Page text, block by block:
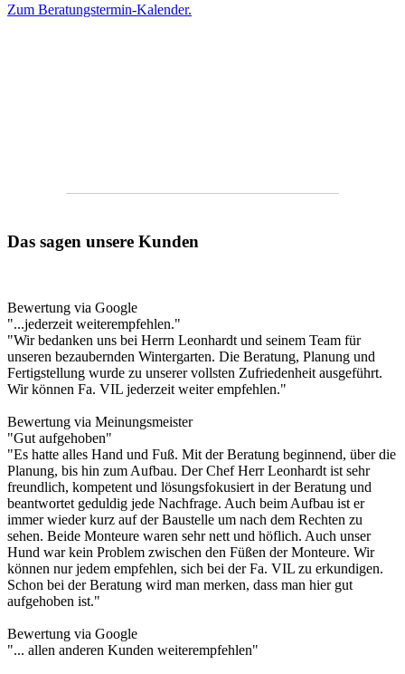
Zum Beratungstermin-Kalender.
Das sagen unsere Kunden
Bewertung via Google
"...jederzeit weiterempfehlen."
"Wir bedanken uns bei Herrn Leonhardt und seinem Team für
unseren bezaubernden Wintergarten. Die Beratung, Planung und
Fertigstellung wurde zu unserer vollsten Zufriedenheit ausgeführt.
Wir können Fa. VIL jederzeit weiter empfehlen."
Bewertung via Meinungsmeister
"Gut aufgehoben"
"Es hatte alles Hand und Fuß. Mit der Beratung beginnend, über die
Planung, bis hin zum Aufbau. Der Chef Herr Leonhardt ist sehr
freundlich, kompetent und lösungsfokusiert in der Beratung und
beantwortet geduldig jede Nachfrage. Auch beim Aufbau ist er
immer wieder kurz auf der Baustelle um nach dem Rechten zu
sehen. Beide Monteure waren sehr nett und höflich. Auch unser
Hund war kein Problem zwischen den Füßen der Monteure. Wir
können nur jedem empfehlen, sich bei der Fa. VIL zu erkundigen.
Schon bei der Beratung wird man merken, dass man hier gut
aufgehoben ist."
Bewertung via Google
"... allen anderen Kunden weiterempfehlen"